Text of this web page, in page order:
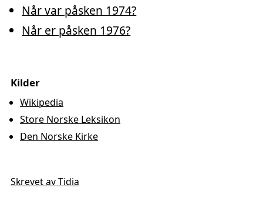
Når var påsken 1974?
Når er påsken 1976?
Kilder
Wikipedia
Store Norske Leksikon
Den Norske Kirke
Skrevet av Tidia